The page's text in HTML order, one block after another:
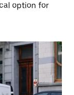
option for